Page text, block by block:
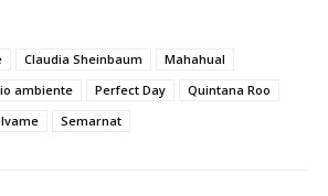
Claudia Sheinbaum
Mahahual
ambiente Perfect Day
Quintana Roo
Semarnat